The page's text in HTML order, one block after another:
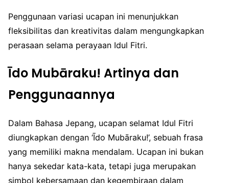
Penggunaan variasi ucapan ini menunjukkan
fleksibilitas dan kreativitas dalam mengungkapkan
perasaan selama perayaan Idul Fitri.
Īdo Mubāraku! Artinya dan
Penggunaannya
Dalam Bahasa Jepang, ucapan selamat Idul Fitri
diungkapkan dengan ‘Īdo Mubāraku!’, sebuah frasa
yang memiliki makna mendalam. Ucapan ini bukan
hanya sekedar kata-kata, tetapi juga merupakan
simbol kebersamaan dan kegembiraan dalam